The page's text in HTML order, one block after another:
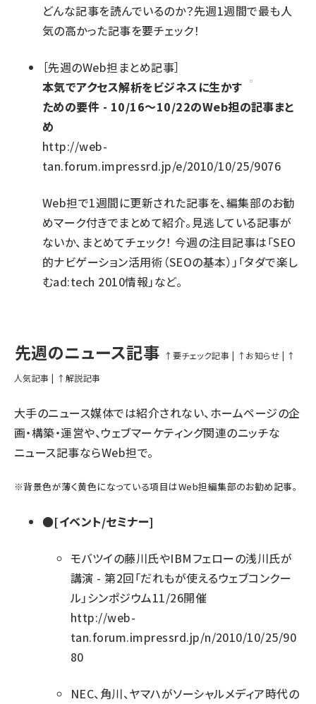
どんな記事を読んでいるのか？先週1週間で最も人
気の高かった記事を要チェック！
［先週のWeb担まとめ記事］
本気でアクセス解析をビジネスに生かす
ための要件 - 10/16～10/22のWeb担の記事まと
め
http://web-
tan.forum.impressrd.jp/e/2010/10/25/9076
Web担で1週間に更新された記事を、編集部のお勧
めマーク付きでまとめて紹介。見逃している記事が
ないか、まとめてチェック！ 今週の注目記事は「SEO
的ナビゲーション活用術（SEOの基本）」「タダで楽し
むad:tech 2010情報」など。
先週のニュース記事 ↑要チェック記事 | ↑お知らせ | ↑
人気記事 | ↑解説記事
大手のニュース媒体では紹介されない、ホームページの企
画・構築・運営や、ウェブマーケティング関連のニッチな
ニュース記事ならWeb担で。
※背景色が薄く黄色になっている項目はWeb担編集部のお勧め記事。
●[イベント/セミナー]
モバツイの藤川氏やIBMフェローの浅川氏が
講演 - 第2回「だれもが使えるウェブコンクー
ル」シンポジウム11/26開催
http://web-
tan.forum.impressrd.jp/n/2010/10/25/90
80
NEC、角川、ヤマハがソーシャルメディア時代の